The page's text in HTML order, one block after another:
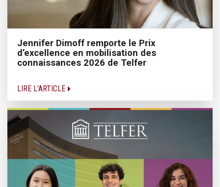
Jennifer Dimoff remporte le Prix
d’excellence en mobilisation des
connaissances 2026 de Telfer
LIRE L'ARTICLE